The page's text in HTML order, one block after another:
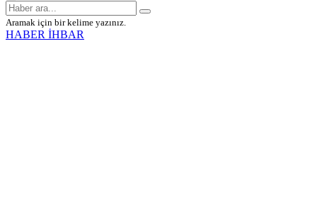
Aramak için bir kelime yazınız.
HABER İHBAR